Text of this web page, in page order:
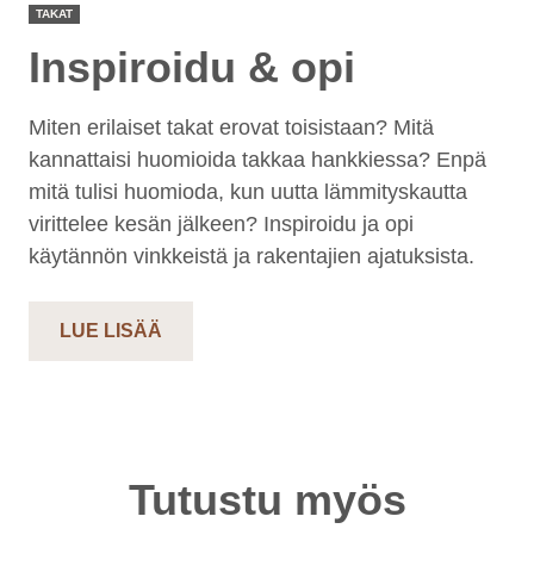
TAKAT
Inspiroidu & opi
Miten erilaiset takat erovat toisistaan? Mitä
kannattaisi huomioida takkaa hankkiessa? Enpä
mitä tulisi huomioda, kun uutta lämmityskautta
virittelee kesän jälkeen? Inspiroidu ja opi
käytännön vinkkeistä ja rakentajien ajatuksista.
LUE LISÄÄ
Tutustu myös